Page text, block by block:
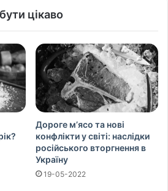
цікаво
Дороге м’ясо та нові
конфлікти у світі: наслідки
російського вторгнення в
Україну
19-05-2022